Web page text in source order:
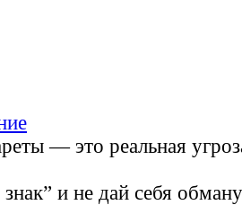
— это реальная
и не дай себя